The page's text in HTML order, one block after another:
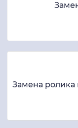
Замена